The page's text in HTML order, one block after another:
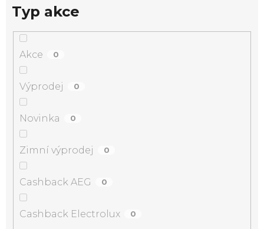
Typ akce
Akce 0
Výprodej 0
Novinka 0
Zimní výprodej 0
Cashback AEG 0
Cashback Electrolux 0